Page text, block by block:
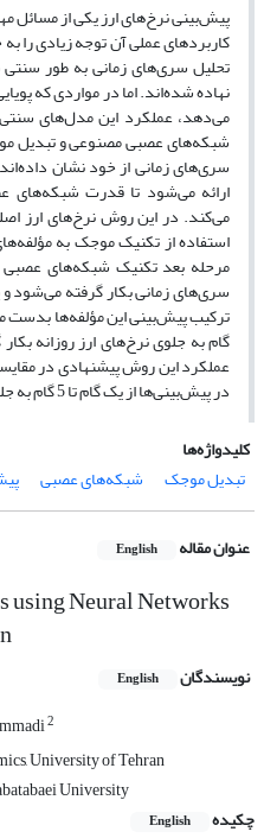
پیش‌بینی نرخ‌های ارز یکی از مسائل
کاربردهای عملی آن توجه زیادی
تحلیل سری‌های زمانی به طور سنتی
نهاده شده‌اند. اما در مواردی که
می‌دهد، عملکرد این مدل‌های
شبکه‌های عصبی مصنوعی و تبدیل
سری‌های زمانی از خود نشان
ارائه می‌شود تا قدرت شبکه‌های
می‌کند. در این روش نرخ‌های ارز
استفاده از تکنیک موجک به
مرحله بعد تکنیک شبکه‌های عصبی
سری‌های زمانی بکار گرفته می‌شود
ترکیب پیش‌بینی این مؤلفه‌ها
گام به جلوی نرخ‌های ارز روزانه
در پیش‌بینی‌‌ها از یک گام تا 5 گام به جلو بهتر است.
کلیدواژه‌ها
تبدیل موجک
شبکه‌‌های عصبی
عنوان مقاله English
using Neural Networks
نویسندگان English
2
University of Tehran
University
چکیده
English